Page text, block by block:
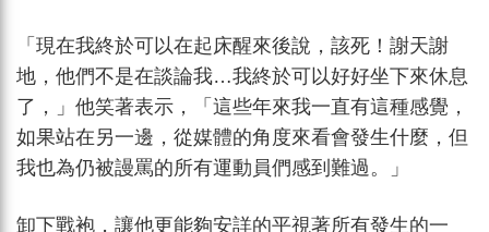
「現在我終於可以在起床醒來後說，該死！謝天謝
地，他們不是在談論我…我終於可以好好坐下來休息
了，」他笑著表示，「這些年來我一直有這種感覺，
如果站在另一邊，從媒體的角度來看會發生什麼，但
我也為仍被謾罵的所有運動員們感到難過。」
卸下戰袍，讓他更能夠安詳的平視著所有發生的一